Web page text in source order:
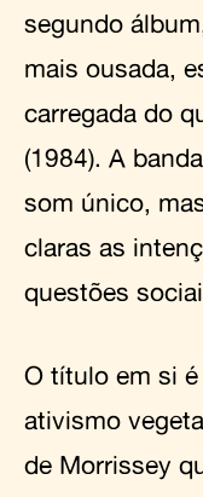
segundo álbum,
mais ousada,
carregada do
(1984). A
som único,
claras as
questões
O título em si
ativismo
de Morrissey